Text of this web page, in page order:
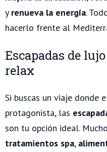
y renueva la energía.
hacerlo frente al
Escapadas de
relax
Si buscas un viaje donde
protagonista, las
son tu opción ideal.
tratamientos spa,